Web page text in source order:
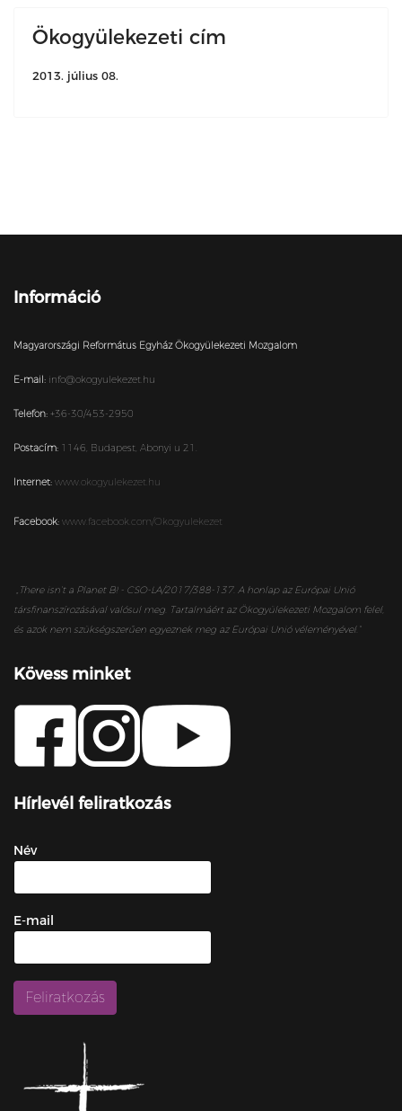
Ökogyülekezeti cím
2013. július 08.
Információ
Magyarországi Református Egyház Ökogyülekezeti Mozgalom
E-mail: info@okogyulekezet.hu
Telefon: +36-30/453-2950
Postacím: 1146, Budapest, Abonyi u 21.
Internet: www.okogyulekezet.hu
Facebook: www.facebook.com/Okogyulekezet
„ There isn’t a Planet B! - CSO-LA/2017/388-137. A honlap az Európai Unió
társfinanszírozásával valósul meg. Tartalmáért az Ökogyülekezeti Mozgalom felel,
és azok nem szükségszerűen egyeznek meg az Európai Unió véleményével.”
Kövess minket
Hírlevél feliratkozás
Név
E-mail